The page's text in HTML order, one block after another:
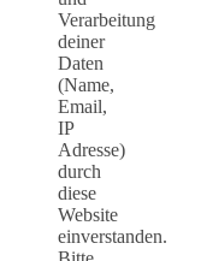
Verarbeitung
deiner
Daten
(Name,
Email,
IP
Adresse)
durch
diese
Website
einverstanden.